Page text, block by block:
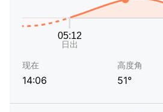
现在
14:06
高度角
51°